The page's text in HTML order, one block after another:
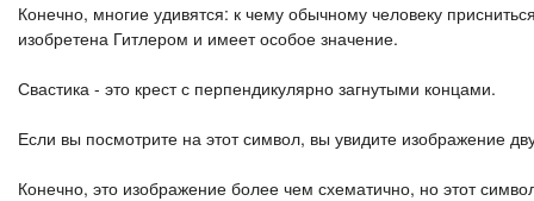
Конечно, многие удивятся: к чему обычному человеку
изобретена Гитлером и имеет особое значение.
Свастика - это крест с перпендикулярно загнутыми концами.
Если вы посмотрите на этот символ, вы увидите изображение
Конечно, это изображение более чем схематично, но этот